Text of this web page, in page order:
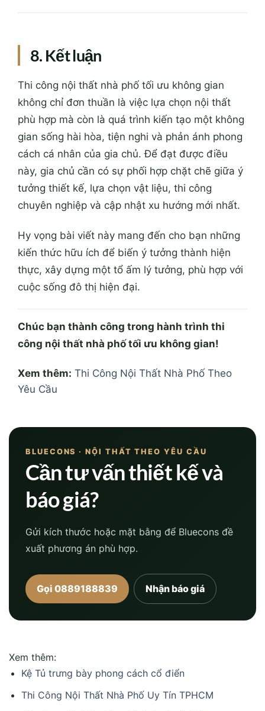
8. Kết luận
Thi công nội thất nhà phố tối ưu không gian
không chỉ đơn thuần là việc lựa chọn nội thất
phù hợp mà còn là quá trình kiến tạo một không
gian sống hài hòa, tiện nghi và phản ánh phong
cách cá nhân của gia chủ. Để đạt được điều
này, gia chủ cần có sự phối hợp chặt chẽ giữa ý
tưởng thiết kế, lựa chọn vật liệu, thi công
chuyên nghiệp và cập nhật xu hướng mới nhất.
Hy vọng bài viết này mang đến cho bạn những
kiến thức hữu ích để biến ý tưởng thành hiện
thực, xây dựng một tổ ấm lý tưởng, phù hợp với
cuộc sống đô thị hiện đại.
Chúc bạn thành công trong hành trình thi
công nội thất nhà phố tối ưu không gian!
Xem thêm: Thi Công Nội Thất Nhà Phố Theo
Yêu Cầu
BLUECONS · NỘI THẤT THEO YÊU CẦU
Cần tư vấn thiết kế và
báo giá?
Gửi kích thước hoặc mặt bằng để Bluecons đề
xuất phương án phù hợp.
Gọi 0889188839 Nhận báo giá
Xem thêm:
Kệ Tủ trưng bày phong cách cổ điển
Thi Công Nội Thất Nhà Phố Uy Tín TPHCM